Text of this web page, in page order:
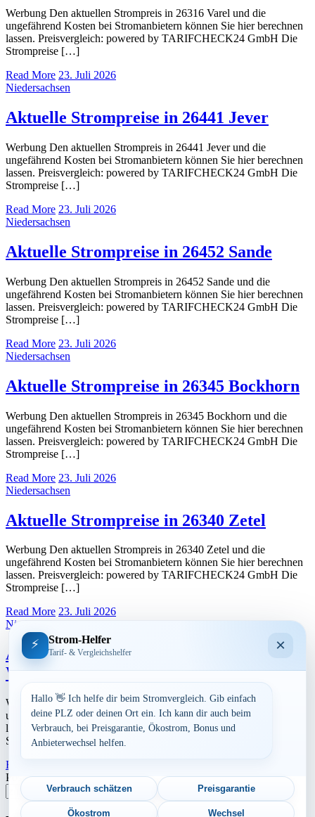
Werbung Den aktuellen Strompreis in 26316 Varel und die
ungefährend Kosten bei Stromanbietern können Sie hier berechnen
lassen. Preisvergleich: powered by TARIFCHECK24 GmbH Die
Strompreise […]
Read More 23. Juli 2026
Niedersachsen
Aktuelle Strompreise in 26441 Jever
Werbung Den aktuellen Strompreis in 26441 Jever und die
ungefährend Kosten bei Stromanbietern können Sie hier berechnen
lassen. Preisvergleich: powered by TARIFCHECK24 GmbH Die
Strompreise […]
Read More 23. Juli 2026
Niedersachsen
Aktuelle Strompreise in 26452 Sande
Werbung Den aktuellen Strompreis in 26452 Sande und die
ungefährend Kosten bei Stromanbietern können Sie hier berechnen
lassen. Preisvergleich: powered by TARIFCHECK24 GmbH Die
Strompreise […]
Read More 23. Juli 2026
Niedersachsen
Aktuelle Strompreise in 26345 Bockhorn
Werbung Den aktuellen Strompreis in 26345 Bockhorn und die
ungefährend Kosten bei Stromanbietern können Sie hier berechnen
lassen. Preisvergleich: powered by TARIFCHECK24 GmbH Die
Strompreise […]
Read More 23. Juli 2026
Niedersachsen
Aktuelle Strompreise in 26340 Zetel
Werbung Den aktuellen Strompreis in 26340 Zetel und die
ungefährend Kosten bei Stromanbietern können Sie hier berechnen
lassen. Preisvergleich: powered by TARIFCHECK24 GmbH Die
Strompreise […]
Read More 23. Juli 2026
Niedersachsen
Aktuelle Strompreise in 26434
Wangerland
Werbung Den aktuellen Strompreis in 26434 Wangerland und die
ungefährend Kosten bei Stromanbietern können Sie hier berechnen
lassen. Preisvergleich: powered by TARIFCHECK24 GmbH Die
Strompreise […]
Read More
Postleitzahl eingeben
Suchen
⚡ Strom-Helfer
Tarif- & Vergleichshelfer ×
Hallo 👋 Ich helfe dir beim Stromvergleich. Gib einfach
deine PLZ oder deinen Ort ein. Ich kann dir auch beim
Verbrauch, bei Preisgarantie, Ökostrom, Bonus und
Anbieterwechsel helfen.
Verbrauch schätzen Preisgarantie
Ökostrom Wechsel